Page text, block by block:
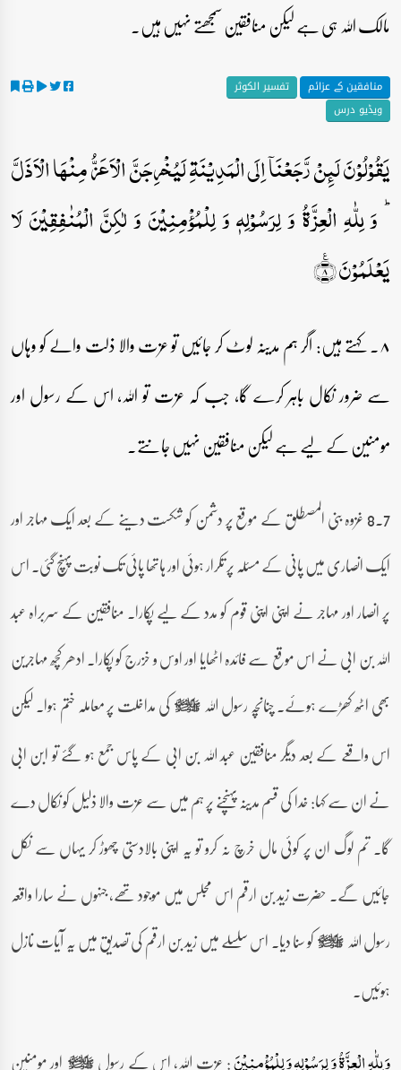
مالک اللہ ہی ہے لیکن منافقین سمجھتے نہیں ہیں۔
منافقین کے عزائم
تفسیر الکوثر
ویڈیو درس
یَقُوۡلُوۡنَ لَئِنۡ رَّجَعۡنَاۤ اِلَی الۡمَدِیۡنَۃِ لَیُخۡرِجَنَّ الۡاَعَزُّ مِنۡہَا الۡاَذَلَّ
ؕ وَ لِلّٰہِ الۡعِزَّۃُ وَ لِرَسُوۡلِہٖ وَ لِلۡمُؤۡمِنِیۡنَ وَ لٰکِنَّ الۡمُنٰفِقِیۡنَ لَا
یَعۡلَمُوۡنَ ٪﴿۸﴾
۸۔ کہتے ہیں: اگر ہم مدینہ لوٹ کر جائیں تو عزت والا ذلت والے کو وہاں
سے ضرور نکال باہر کرے گا، جب کہ عزت تو اللہ، اس کے رسول اور
مومنین کے لیے ہے لیکن منافقین نہیں جانتے۔
7۔8 غزوہ بنی المصطلق کے موقع پر دشمن کو شکست دینے کے بعد ایک مہاجر اور
ایک انصاری میں پانی کے مسئلہ پر تکرار ہوئی اور ہاتھا پائی تک نوبت پہنچ گئی۔ اس
پر انصار اور مہاجر نے اپنی اپنی قوم کو مدد کے لیے پکارا۔ منافقین کے سربراہ عبد
اللہ بن ابی نے اس موقع سے فائدہ اٹھایا اور اوس و خزرج کو پکارا۔ ادھر کچھ مہاجرین
بھی اٹھ کھڑے ہوئے۔ چنانچہ رسول اللہ صلى‌الله‌عليه‌وآله‌وسلمکی مداخلت پر معاملہ ختم ہوا۔ لیکن
اس واقعے کے بعد دیگر منافقین عبد اللہ بن ابی کے پاس جمع ہو گئے تو ابن ابی
نے ان سے کہا: خدا کی قسم مدینہ پہنچنے پر ہم میں سے عزت والا ذلیل کو نکال دے
گا۔ تم لوگ ان پر کوئی مال خرچ نہ کرو تو یہ اپنی بالادستی چھوڑ کر یہاں سے نکل
جائیں گے۔ حضرت زید بن ارقم اس مجلس میں موجود تھے، جنہوں نے سارا واقعہ
رسول اللہ صلى‌الله‌عليه‌وآله‌وسلمکو سنا دیا۔ اس سلسلے میں زید بن ارقم کی تصدیق میں یہ آیات نازل
ہوئیں۔
وَ لِلّٰہِ الۡعِزَّۃُ وَ لِرَسُوۡلِہٖ وَ لِلۡمُؤۡمِنِیۡنَ: عزت اللہ، اس کے رسول صلى‌الله‌عليه‌وآله‌وسلم اور مومنین